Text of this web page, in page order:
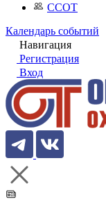
ССОТ
Календарь событий
Навигация
Регистрация
Вход